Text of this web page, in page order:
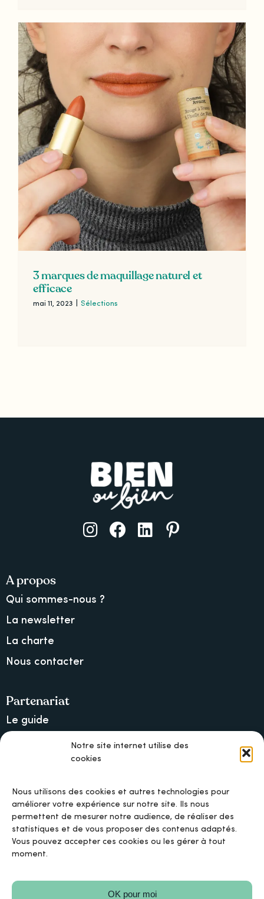
Notre site internet utilise des
cookies
Nous utilisons des cookies et autres technologies pour
améliorer votre expérience sur notre site. Ils nous
permettent de mesurer notre audience, de réaliser des
statistiques et de vous proposer des contenus adaptés.
Vous pouvez accepter ces cookies ou les gérer à tout
moment.
OK pour moi
3 marques de maquillage naturel et
efficace
mai 11, 2023 Sélections
A propos
Qui sommes-nous ?
La newsletter
La charte
Nous contacter
Partenariat
Le guide
Lancer une collecte sur Ulule
MAIF, l’assureur militant
Mentions légales
Politique de confidentialité